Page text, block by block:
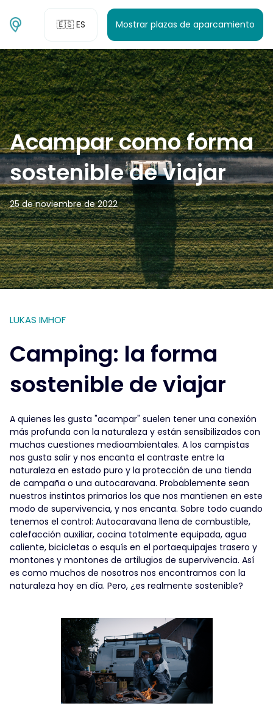
🇪🇸 ES Mostrar plazas de aparcamiento
Acampar como forma
sostenible de viajar
25 de noviembre de 2022
LUKAS IMHOF
Camping: la forma
sostenible de viajar
A quienes les gusta "acampar" suelen tener una conexión
más profunda con la naturaleza y están sensibilizados con
muchas cuestiones medioambientales. A los campistas
nos gusta salir y nos encanta el contraste entre la
naturaleza en estado puro y la protección de una tienda
de campaña o una autocaravana. Probablemente sean
nuestros instintos primarios los que nos mantienen en este
modo de supervivencia, y nos encanta. Sobre todo cuando
tenemos el control: Autocaravana llena de combustible,
calefacción auxiliar, cocina totalmente equipada, agua
caliente, bicicletas o esquís en el portaequipajes trasero y
montones y montones de artilugios de supervivencia. Así
es como muchos de nosotros nos encontramos con la
naturaleza hoy en día. Pero, ¿es realmente sostenible?